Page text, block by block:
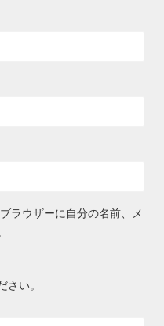
ラウザーに自分の名前、メ
さい。